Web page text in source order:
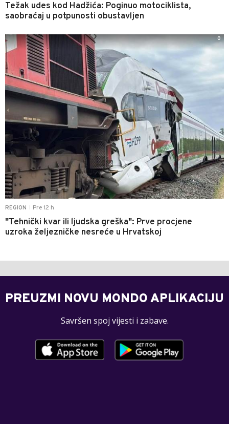
Težak udes kod Hadžića: Poginuo motociklista,
saobraćaj u potpunosti obustavljen
REGION Pre 12 h
"Tehnički kvar ili ljudska greška": Prve procjene
uzroka željezničke nesreće u Hrvatskoj
0
PREUZMI NOVU MONDO APLIKACIJU
Savršen spoj vijesti i zabave.